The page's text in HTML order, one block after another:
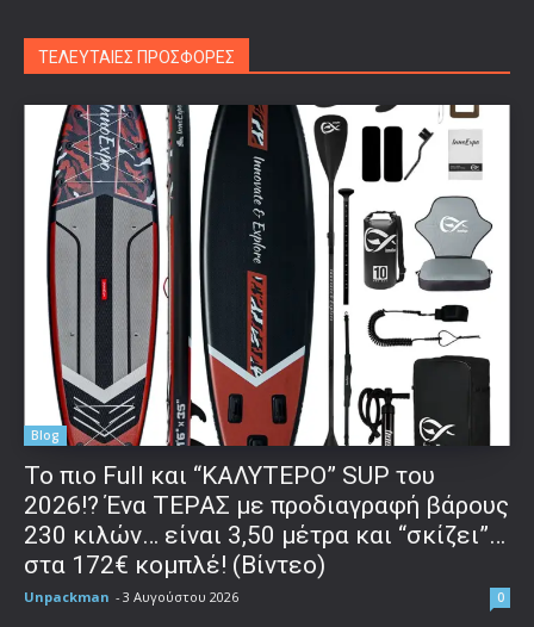
ΤΕΛΕΥΤΑΙΕΣ ΠΡΟΣΦΟΡΕΣ
Blog
To πιο Full και “ΚΑΛΥΤΕΡΟ” SUP του
2026!? Ένα ΤΕΡΑΣ με προδιαγραφή βάρους
230 κιλών… είναι 3,50 μέτρα και “σκίζει”…
στα 172€ κομπλέ! (Βίντεο)
Unpackman - 3 Αυγούστου 2026 0